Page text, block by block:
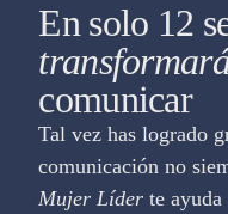
En solo 12
comunicar
Tal vez has logrado
comunicación no
Mujer Líder te ayuda